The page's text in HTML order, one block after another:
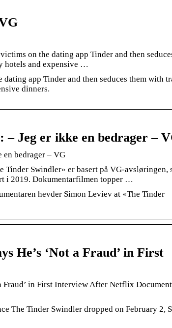
on the dating app Tinder and then
hotels and expensive …
app Tinder and then seduces them with
dinners.
Jeg er ikke en bedrager –
bedrager – VG
Swindler» er basert på VG-avsløringen,
i 2019. Dokumentarfilmen topper …
hevder Simon Leviev at «The Tinder
He’s ‘Not a Fraud’ in First
Fraud’ in First Interview After Netflix
The Tinder Swindler dropped on February 2,